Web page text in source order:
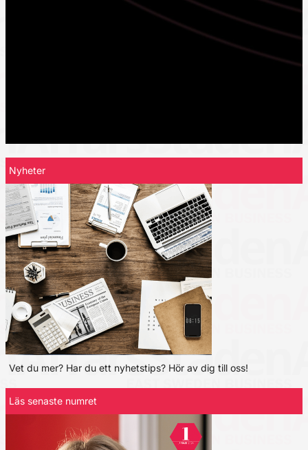
Nyheter
Vet du mer? Har du ett nyhetstips? Hör av dig till oss!
Läs senaste numret